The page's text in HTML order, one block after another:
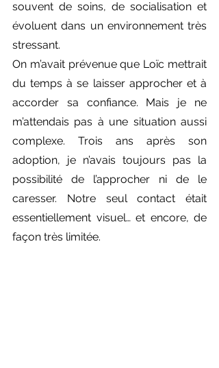
souvent de soins, de socialisation et
évoluent dans un environnement très
stressant.
On m’avait prévenue que Loïc mettrait
du temps à se laisser approcher et à
accorder sa confiance. Mais je ne
m’attendais pas à une situation aussi
complexe. Trois ans après son
adoption, je n’avais toujours pas la
possibilité de l’approcher ni de le
caresser. Notre seul contact était
essentiellement visuel… et encore, de
façon très limitée.